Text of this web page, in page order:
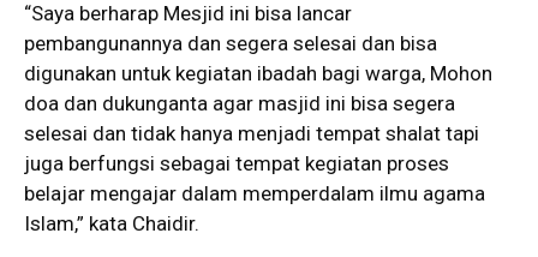
“Saya berharap Mesjid ini bisa lancar
pembangunannya dan segera selesai dan bisa
digunakan untuk kegiatan ibadah bagi warga, Mohon
doa dan dukunganta agar masjid ini bisa segera
selesai dan tidak hanya menjadi tempat shalat tapi
juga berfungsi sebagai tempat kegiatan proses
belajar mengajar dalam memperdalam ilmu agama
Islam,” kata Chaidir.